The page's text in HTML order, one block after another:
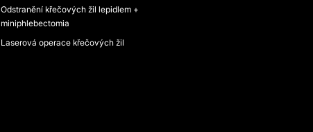
Odstranění křečových žil lepidlem +
miniphlebectomia
Laserová operace křečových žil